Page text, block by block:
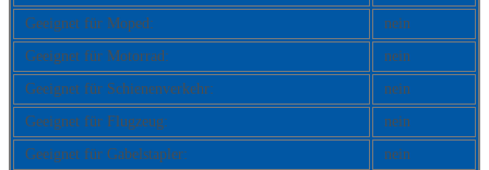
Geeignet für Moped:
nein
Geeignet für Motorrad:
nein
Geeignet für Schienenverkehr:
nein
Geeignet für Flugzeug:
nein
Geeignet für Gabelstapler:
nein